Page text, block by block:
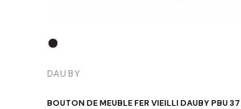
DAUBY
BOUTON DE MEUBLE FER VIEILLI DAUBY PBU